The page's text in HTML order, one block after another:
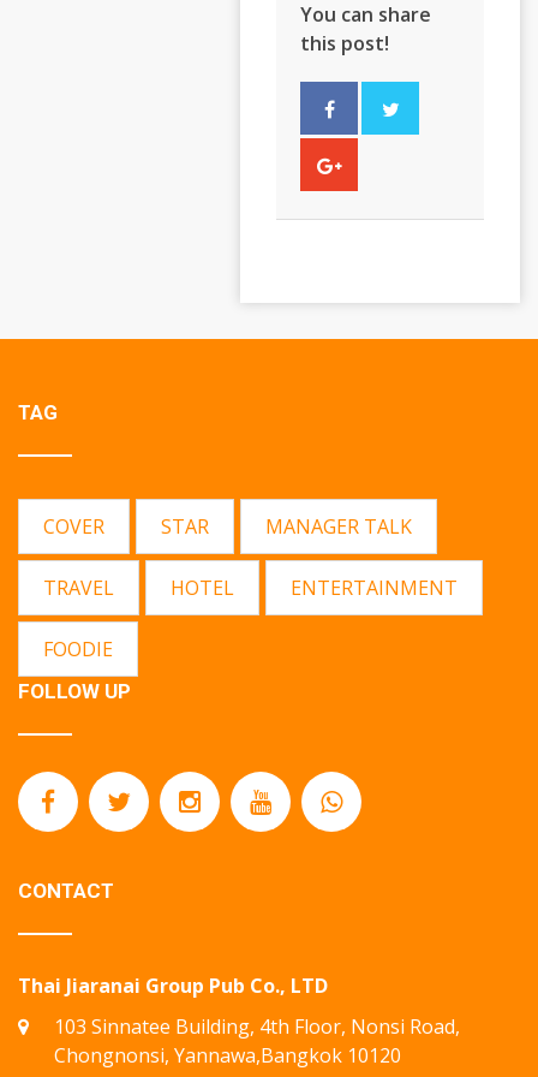
You can share
this post!
TAG
COVER STAR MANAGER TALK
TRAVEL HOTEL ENTERTAINMENT
FOODIE
FOLLOW UP
CONTACT
Thai Jiaranai Group Pub Co., LTD
103 Sinnatee Building, 4th Floor, Nonsi Road,
Chongnonsi, Yannawa,Bangkok 10120